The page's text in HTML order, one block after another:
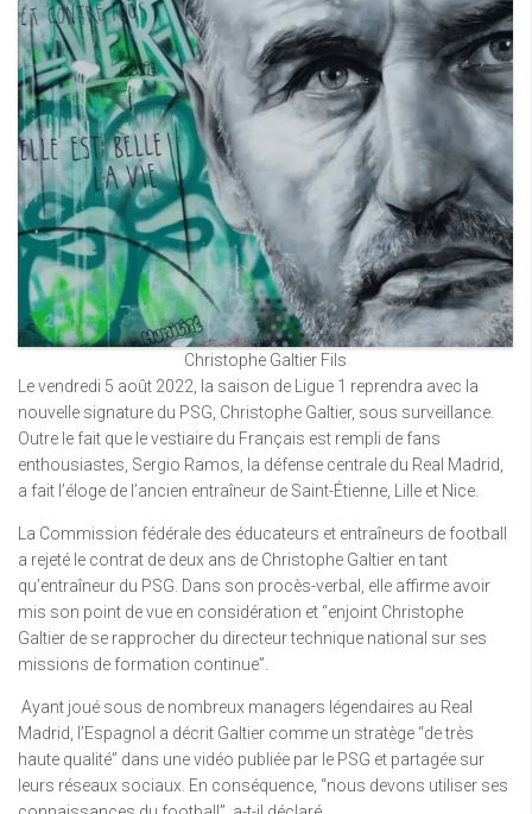
Christophe Galtier Fils
Le vendredi 5 août 2022, la saison de Ligue 1 reprendra avec la
nouvelle signature du PSG, Christophe Galtier, sous surveillance.
Outre le fait que le vestiaire du Français est rempli de fans
enthousiastes, Sergio Ramos, la défense centrale du Real Madrid,
a fait l’éloge de l’ancien entraîneur de Saint-Étienne, Lille et Nice.
La Commission fédérale des éducateurs et entraîneurs de football
a rejeté le contrat de deux ans de Christophe Galtier en tant
qu’entraîneur du PSG. Dans son procès-verbal, elle affirme avoir
mis son point de vue en considération et “enjoint Christophe
Galtier de se rapprocher du directeur technique national sur ses
missions de formation continue”.
Ayant joué sous de nombreux managers légendaires au Real
Madrid, l’Espagnol a décrit Galtier comme un stratège “de très
haute qualité” dans une vidéo publiée par le PSG et partagée sur
leurs réseaux sociaux. En conséquence, “nous devons utiliser ses